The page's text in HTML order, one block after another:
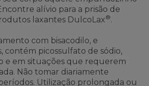
alívio para a prisão de
laxantes DulcoLax®.
com bisacodilo, e
contém picossulfato de sódio,
e em situações que requerem
Não tomar diariamente
Utilização prolongada ou